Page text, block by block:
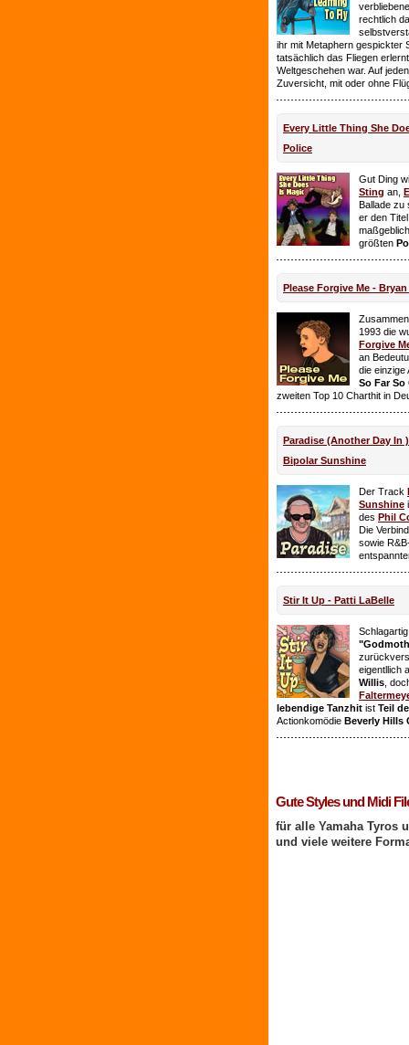
rechtlich
ihr mit Metaphern gespickter
tatsächlich das Fliegen
Weltgeschehen war. Auf
Zuversicht, mit oder ohne
Every Little Thing She
Police
Gut Ding
Sting an,
Ballade zu
er den
größten
Please Forgive Me -
1993 die
Forgive
an
die einzige
So Far So
zweiten Top 10 Charthit in
Paradise (Another Day In
Bipolar Sunshine
Der Track
Sunshine
des Phil
Die
sowie
Stir It Up - Patti LaBelle
eigentllich
Willis ,
lebendige Tanzhit ist Teil
Actionkomödie Beverly Hills
Gute Styles und Midi
für alle Yamaha Tyros
und viele weitere